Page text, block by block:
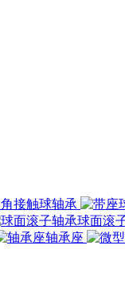
角接触球轴承
球面滚
轴承座